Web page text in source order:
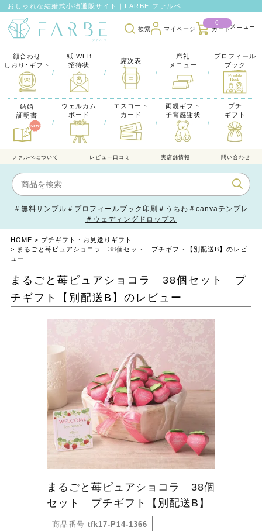
おしゃれな結婚式小物通販サイト｜FARBE ファルベ
検索 マイページ
0
カート
顔合わせ
しおり･ギフト
/
紙 WEB
招待状
/
席次表
/
席礼
メニュー
/
プロフィール
ブック
結婚
証明書
/
ウェルカム
ボード
/
エスコート
カード
/
両親ギフト
子育感謝状
/
プチ
ギフト
ファルべについて レビュー口コミ 実店舗情報 問い合わせ
＃無料サンプル ＃プロフィールブック印刷 ＃うちわ ＃canvaテンプレ
＃ウェディングドロップス
HOME
プチギフト・お見送りギフト
まるごと苺ピュアショコラ 38個セット プチギフト【別配送B】のレビ
ュー
まるごと苺ピュアショコラ 38個セット プ
チギフト【別配送B】のレビュー
まるごと苺ピュアショコラ 38個
セット プチギフト【別配送B】
商品番号 tfk17-P14-1366